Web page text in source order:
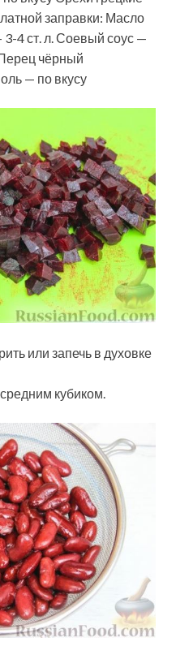
заправки: Масло
3-4 ст. л. Соевый соус —
чёрный
— по вкусу
или запечь в духовке
кубиком.